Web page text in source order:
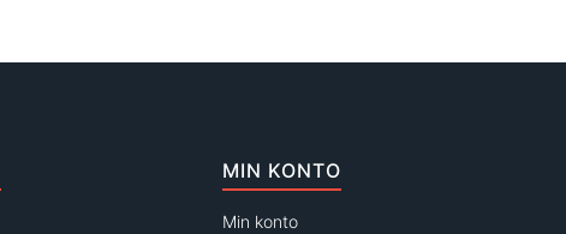
MIN KONTO
Min konto